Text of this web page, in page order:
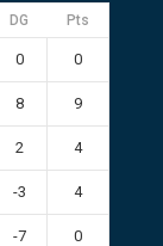
DG Pts
0 0
8 9
2 4
-3 4
-7 0